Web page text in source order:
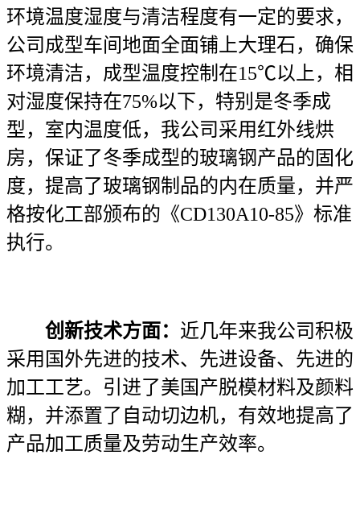
环境温度湿度与清洁程度有一定的要求，
公司成型车间地面全面铺上大理石，确保
环境清洁，成型温度控制在15℃以上，相
对湿度保持在75%以下，特别是冬季成
型，室内温度低，我公司采用红外线烘
房，保证了冬季成型的玻璃钢产品的固化
度，提高了玻璃钢制品的内在质量，并严
格按化工部颁布的《CD130A10-85》标准
执行。
创新技术方面： 近几年来我公司积极
采用国外先进的技术、先进设备、先进的
加工工艺。引进了美国产脱模材料及颜料
糊，并添置了自动切边机，有效地提高了
产品加工质量及劳动生产效率。